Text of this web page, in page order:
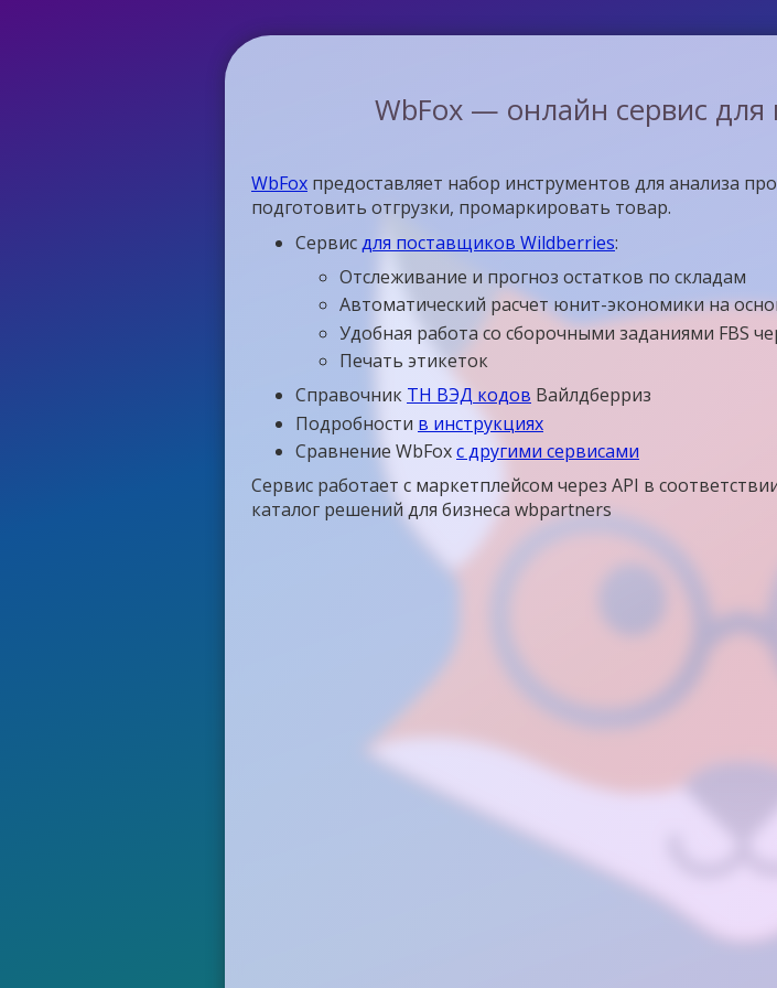
WbFox — онлайн сервис
WbFox предоставляет набор инструментов для анализа
подготовить отгрузки, промаркировать товар.
Сервисдля поставщиков Wildberries:
Отслеживание и прогноз остатков по складам
Автоматический расчет юнит-экономики на
Удобная работа со сборочными заданиями FBS
Печать этикеток
Справочник ТН ВЭД кодов Вайлдберриз
Подробности в инструкциях
Сравнение WbFoxс другими сервисами
Сервис работает с маркетплейсом через API в
каталог решений для бизнеса wbpartners